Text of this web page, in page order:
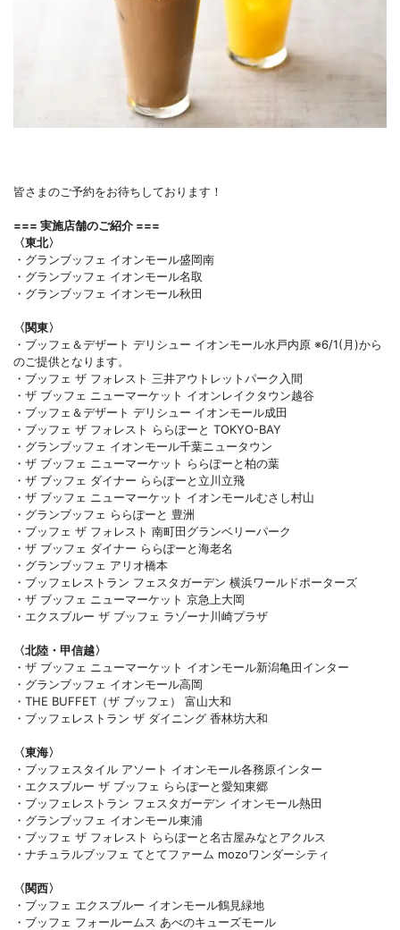
皆さまのご予約をお待ちしております！
=== 実施店舗のご紹介 ===
〈東北〉
・グランブッフェ イオンモール盛岡南
・グランブッフェ イオンモール名取
・グランブッフェ イオンモール秋田
〈関東〉
・ブッフェ＆デザート デリシュー イオンモール水戸内原 ※6/1(月)から
のご提供となります。
・ブッフェ ザ フォレスト 三井アウトレットパーク入間
・ザ ブッフェ ニューマーケット イオンレイクタウン越谷
・ブッフェ＆デザート デリシュー イオンモール成田
・ブッフェ ザ フォレスト ららぽーと TOKYO-BAY
・グランブッフェ イオンモール千葉ニュータウン
・ザ ブッフェ ニューマーケット ららぽーと柏の葉
・ザ ブッフェ ダイナー ららぽーと立川立飛
・ザ ブッフェ ニューマーケット イオンモールむさし村山
・グランブッフェ ららぽーと 豊洲
・ブッフェ ザ フォレスト 南町田グランベリーパーク
・ザ ブッフェ ダイナー ららぽーと海老名
・グランブッフェ アリオ橋本
・ブッフェレストラン フェスタガーデン 横浜ワールドポーターズ
・ザ ブッフェ ニューマーケット 京急上大岡
・エクスブルー ザ ブッフェ ラゾーナ川崎プラザ
〈北陸・甲信越〉
・ザ ブッフェ ニューマーケット イオンモール新潟亀田インター
・グランブッフェ イオンモール高岡
・THE BUFFET（ザ ブッフェ） 富山大和
・ブッフェレストラン ザ ダイニング 香林坊大和
〈東海〉
・ブッフェスタイル アソート イオンモール各務原インター
・エクスブルー ザ ブッフェ ららぽーと愛知東郷
・ブッフェレストラン フェスタガーデン イオンモール熱田
・グランブッフェ イオンモール東浦
・ブッフェ ザ フォレスト ららぽーと名古屋みなとアクルス
・ナチュラルブッフェ てとてファーム mozoワンダーシティ
〈関西〉
・ブッフェ エクスブルー イオンモール鶴見緑地
・ブッフェ フォールームス あべのキューズモール